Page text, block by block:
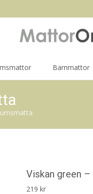
Barnmattor
Viskan green
219kr